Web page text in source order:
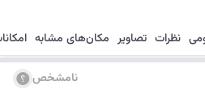
ارسال
نظرات تصاویر مکان‌های مشابه
نامشخص